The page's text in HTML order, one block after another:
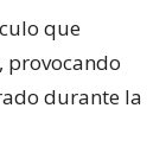
que
provocando
durante la